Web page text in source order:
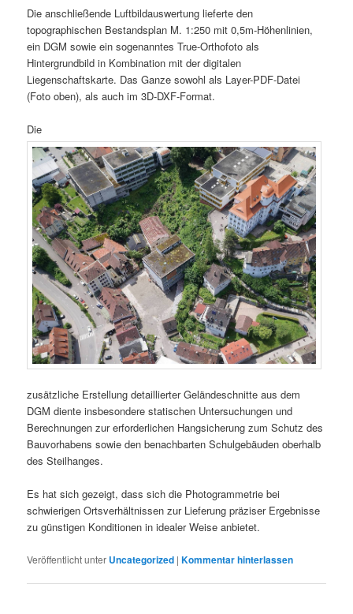
Die anschließende Luftbildauswertung lieferte den
topographischen Bestandsplan M. 1:250 mit 0,5m-Höhenlinien,
ein DGM sowie ein sogenanntes True-Orthofoto als
Hintergrundbild in Kombination mit der digitalen
Liegenschaftskarte. Das Ganze sowohl als Layer-PDF-Datei
(Foto oben), als auch im 3D-DXF-Format.
Die
zusätzliche Erstellung detaillierter Geländeschnitte aus dem
DGM diente insbesondere statischen Untersuchungen und
Berechnungen zur erforderlichen Hangsicherung zum Schutz des
Bauvorhabens sowie den benachbarten Schulgebäuden oberhalb
des Steilhanges.
Es hat sich gezeigt, dass sich die Photogrammetrie bei
schwierigen Ortsverhältnissen zur Lieferung präziser Ergebnisse
zu günstigen Konditionen in idealer Weise anbietet.
Veröffentlicht unter Uncategorized |Kommentar hinterlassen